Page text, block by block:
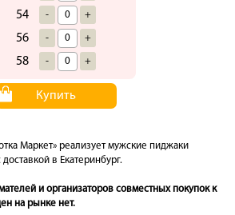
54 - +
56 - +
58 - +
Купить
Маркет» реализует мужские пиджаки
в Екатеринбург.
и организаторов совместных покупок к
на рынке нет.